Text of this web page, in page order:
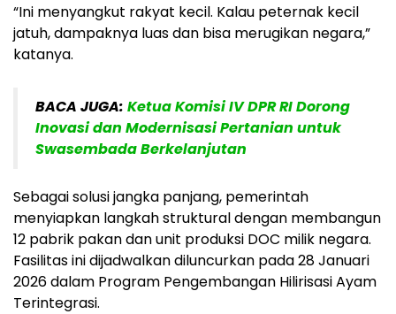
“Ini menyangkut rakyat kecil. Kalau peternak kecil
jatuh, dampaknya luas dan bisa merugikan negara,”
katanya.
BACA JUGA: Ketua Komisi IV DPR RI Dorong
Inovasi dan Modernisasi Pertanian untuk
Swasembada Berkelanjutan
Sebagai solusi jangka panjang, pemerintah
menyiapkan langkah struktural dengan membangun
12 pabrik pakan dan unit produksi DOC milik negara.
Fasilitas ini dijadwalkan diluncurkan pada 28 Januari
2026 dalam Program Pengembangan Hilirisasi Ayam
Terintegrasi.